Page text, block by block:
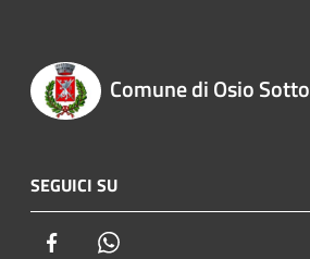
Comune di Osio Sotto
SEGUICI SU
Facebook